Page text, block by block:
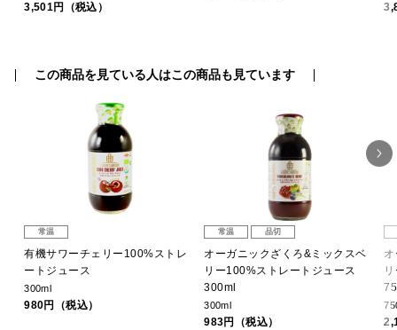
3,501円（税込）
この商品を見ている人はこの商品も見ています
常温
有機サワーチェリー100%ストレ
ートジュース
300ml
980円（税込）
常温 品切
オーガニックざくろ&ミックスベ
リー100%ストレートジュース
300ml
300ml
983円（税込）